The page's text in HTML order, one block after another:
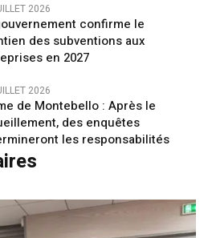
2026
confirme le
des subventions aux
en 2027
2026
de Montebello : Après le
des enquêtes
les responsabilités